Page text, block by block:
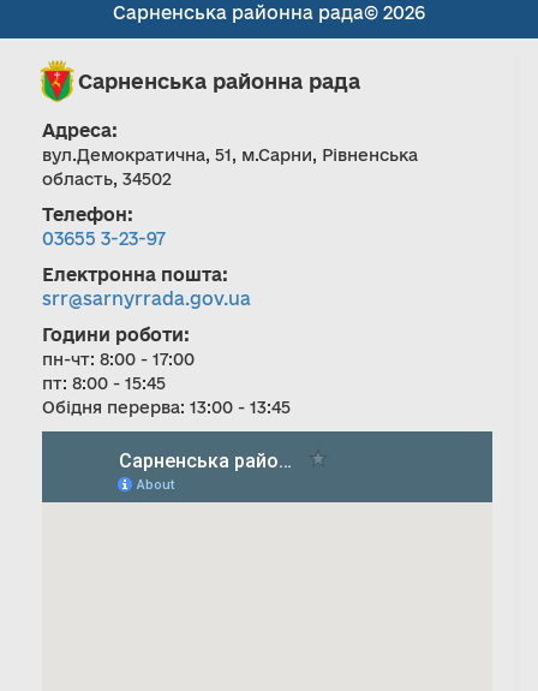
Сарненська районна рада© 2026
Сарненська районна рада
Адреса:
вул.Демократична, 51, м.Сарни, Рівненська
область, 34502
Телефон:
03655 3-23-97
Електронна пошта:
srr@sarnyrrada.gov.ua
Години роботи:
пн-чт: 8:00 - 17:00
пт: 8:00 - 15:45
Обідня перерва: 13:00 - 13:45